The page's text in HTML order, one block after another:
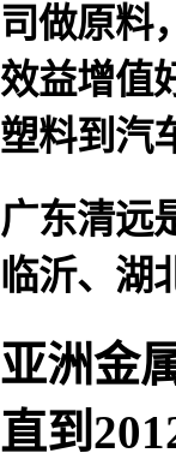
司做原料
效益增值
塑料到汽
广东清远
临沂、湖
亚洲金
直到